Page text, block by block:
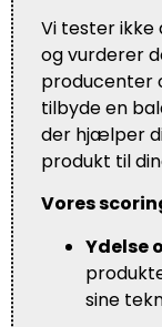
Vi tester ikke
og vurderer
producenter
tilbyde en
der hjælper
produkt til
Vores
Ydelse
sine